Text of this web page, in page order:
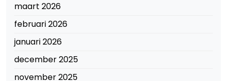
maart 2026
februari 2026
januari 2026
december 2025
november 2025